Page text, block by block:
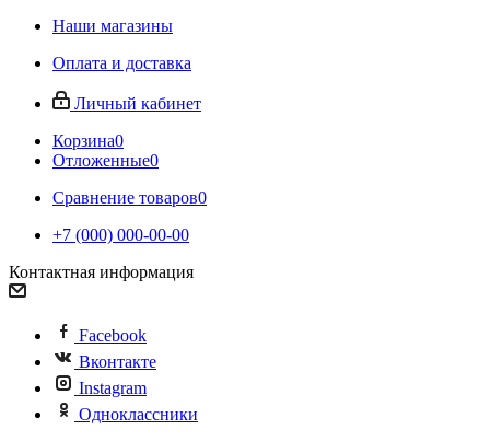
Наши магазины
Оплата и доставка
Личный кабинет
Корзина0
Отложенные0
Сравнение товаров0
+7 (000) 000-00-00
Контактная информация
Facebook
Вконтакте
Instagram
Одноклассники